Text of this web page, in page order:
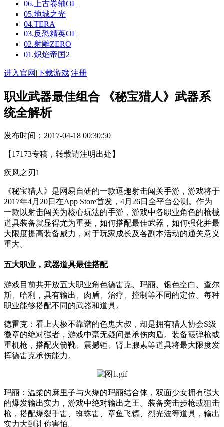
06.上古卷轴OL
05.地城之光
04.TERA
03.反恐精英OL
02.射雕ZERO
01.炽焰帝国2
进入官网 |下载游戏|注册
职业武器最佳组合 《秘宝猎人》武器系
统全解析
发布时间：2017-04-18 00:30:50
【17173专稿，转载请注明出处】
疾风之刃1
《秘宝猎人》是网易自研的一款逗趣射击闯关手游，游戏将于
2017年4月20日在App Store首发，4月26日全平台公测。作为
一款以射击闯关为核心玩法的手游，游戏中各职业角色的枪械
道具装备就显得尤为重要，如何搭配最佳武器，如何强化并最
大限度提高装备威力，对于玩家成长及各副本活动的通关意义
重大。
五大职业，武器道具最佳搭配
游戏目前共开放五大职业角色德雷克、玛丽、银色空白、查尔
斯、哈利，具有输出、肉盾、治疗、控制等不同的定位。每种
职业能够搭配不同的武器和道具。
德雷克：看上去极不靠谱的色鬼大叔，却是拥有猎人协会S级
徽章的绝对强者，游戏中毫无疑问是承伤肉盾。装备霰弹枪或
重机枪，搭配火箭靴、震撼锤、肾上腺素等道具将最大限度发
挥德雷克承伤能力。
玛丽：温柔的麻里子与火爆的玛丽结合体，双面少女拥有强大
的爆发输出实力，游戏中绝对输出之王。装备突击步枪或狙击
枪，搭配爆裂手雷、蜘蛛雷、章鱼飞镖、烈光波等道具，输出
实力大到让你害怕。